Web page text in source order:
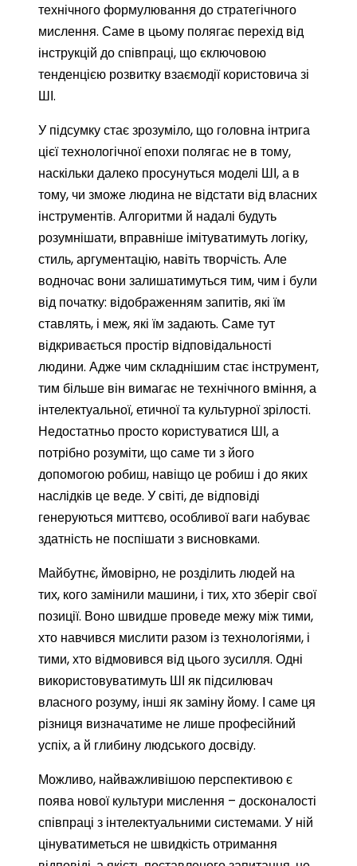
технічного формулювання до стратегічного
мислення. Саме в цьому полягає перехід від
інструкцій до співпраці, що єключовою
тенденцією розвитку взаємодії користовича зі
ШІ.
У підсумку стає зрозуміло, що головна інтрига
цієї технологічної епохи полягає не в тому,
наскільки далеко просунуться моделі ШІ, а в
тому, чи зможе людина не відстати від власних
інструментів. Алгоритми й надалі будуть
розумнішати, вправніше імітуватимуть логіку,
стиль, аргументацію, навіть творчість. Але
водночас вони залишатимуться тим, чим і були
від початку: відображенням запитів, які їм
ставлять, і меж, які їм задають. Саме тут
відкривається простір відповідальності
людини. Адже чим складнішим стає інструмент,
тим більше він вимагає не технічного вміння, а
інтелектуальної, етичної та культурної зрілості.
Недостатньо просто користуватися ШІ, а
потрібно розуміти, що саме ти з його
допомогою робиш, навіщо це робиш і до яких
наслідків це веде. У світі, де відповіді
генеруються миттєво, особливої ваги набуває
здатність не поспішати з висновками.
Майбутнє, ймовірно, не розділить людей на
тих, кого замінили машини, і тих, хто зберіг свої
позиції. Воно швидше проведе межу між тими,
хто навчився мислити разом із технологіями, і
тими, хто відмовився від цього зусилля. Одні
використовуватимуть ШІ як підсилювач
власного розуму, інші як заміну йому. І саме ця
різниця визначатиме не лише професійний
успіх, а й глибину людського досвіду.
Можливо, найважливішою перспективою є
поява нової культури мислення – досконалості
співпраці з інтелектуальними системами. У ній
цінуватиметься не швидкість отримання